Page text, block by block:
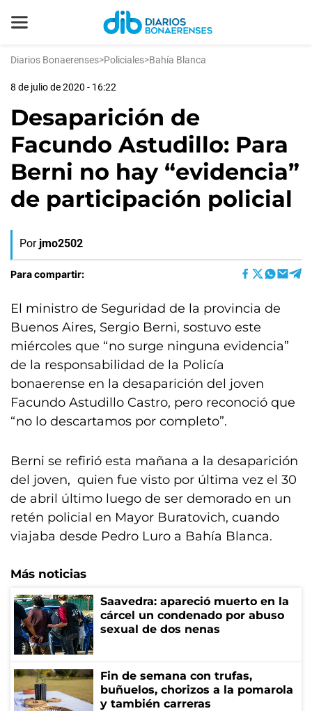
Diarios Bonaerenses>Policiales>Bahía Blanca
8 de julio de 2020 - 16:22
Desaparición de
Facundo Astudillo: Para
Berni no hay “evidencia”
de participación policial
Por jmo2502
Para compartir:
El ministro de Seguridad de la provincia de
Buenos Aires, Sergio Berni, sostuvo este
miércoles que “no surge ninguna evidencia”
de la responsabilidad de la Policía
bonaerense en la desaparición del joven
Facundo Astudillo Castro, pero reconoció que
“no lo descartamos por completo”.
Berni se refirió esta mañana a la desaparición
del joven, quien fue visto por última vez el 30
de abril último luego de ser demorado en un
retén policial en Mayor Buratovich, cuando
viajaba desde Pedro Luro a Bahía Blanca.
Más noticias
Saavedra: apareció muerto en la
cárcel un condenado por abuso
sexual de dos nenas
Fin de semana con trufas,
buñuelos, chorizos a la pomarola
y también carreras